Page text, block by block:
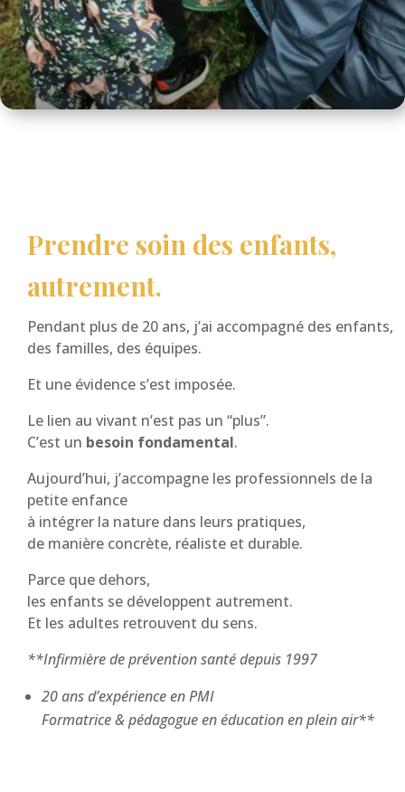
Prendre soin des enfants,
autrement.
Pendant plus de 20 ans, j’ai accompagné des enfants,
des familles, des équipes.
Et une évidence s’est imposée.
Le lien au vivant n’est pas un “plus”.
C’est un besoin fondamental.
Aujourd’hui, j’accompagne les professionnels de la
petite enfance
à intégrer la nature dans leurs pratiques,
de manière concrète, réaliste et durable.
Parce que dehors,
les enfants se développent autrement.
Et les adultes retrouvent du sens.
**Infirmière de prévention santé depuis 1997
20 ans d’expérience en PMI
Formatrice & pédagogue en éducation en plein air**